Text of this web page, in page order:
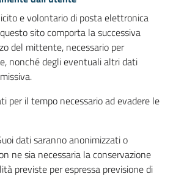
e volontario di posta elettronica
sito comporta la successiva
del mittente, necessario per
nonché degli eventuali altri dati
per il tempo necessario ad evadere le
dati saranno anonimizzati o
ne sia necessaria la conservazione
previste per espressa previsione di